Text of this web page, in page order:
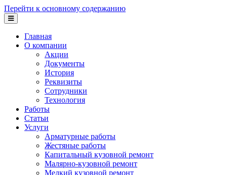
Перейти к основному содержанию
Главная
О компании
Акции
Документы
История
Реквизиты
Сотрудники
Технология
Работы
Статьи
Услуги
Арматурные работы
Жестяные работы
Капитальный кузовной ремонт
Малярно-кузовной ремонт
Мелкий кузовной ремонт